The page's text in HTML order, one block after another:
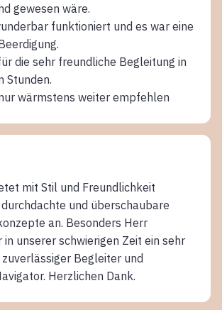
gewesen wäre.
funktioniert und es war eine
die sehr freundliche Begleitung in
Stunden.
wärmstens weiter empfehlen
mit Stil und Freundlichkeit
und überschaubare
an. Besonders Herr
unserer schwierigen Zeit ein sehr
Begleiter und
Herzlichen Dank.